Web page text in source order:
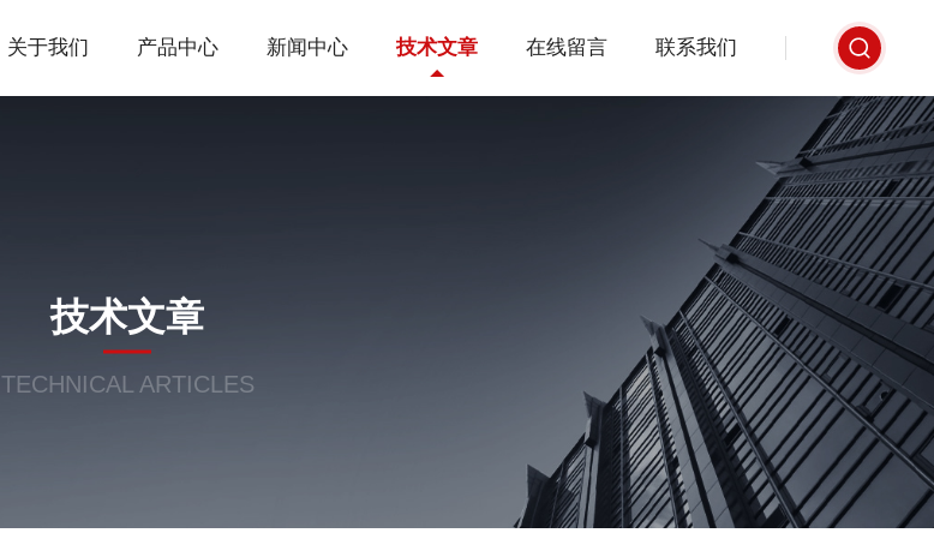
关于我们 产品中心 新闻中心 技术文章 在线留言 联系我们
技术文章
TECHNICAL ARTICLES